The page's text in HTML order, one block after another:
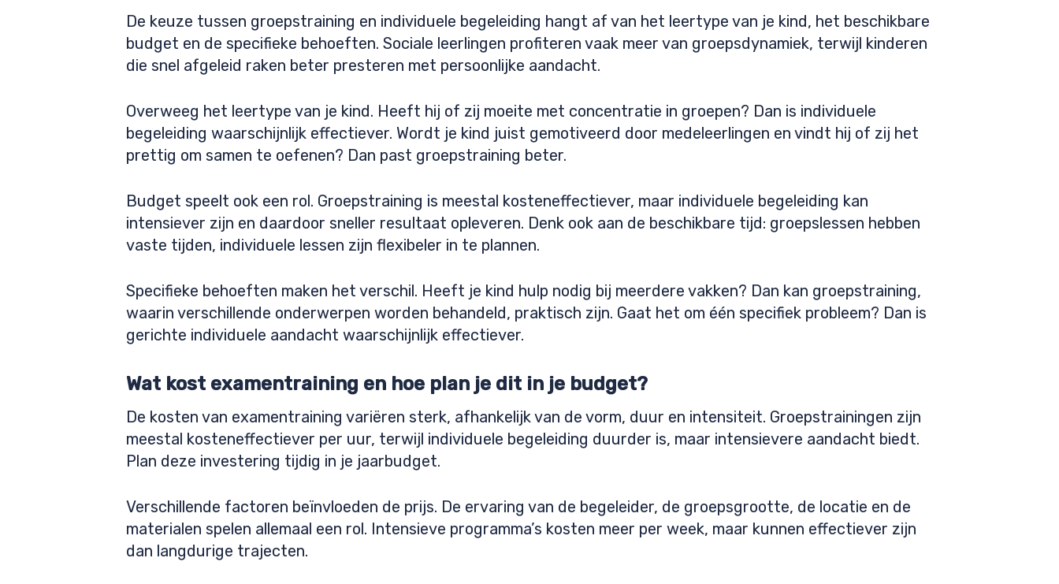
De keuze tussen groepstraining en individuele begeleiding hangt af van het leertype van je kind, het beschikbare
budget en de specifieke behoeften. Sociale leerlingen profiteren vaak meer van groepsdynamiek, terwijl kinderen
die snel afgeleid raken beter presteren met persoonlijke aandacht.
Overweeg het leertype van je kind. Heeft hij of zij moeite met concentratie in groepen? Dan is individuele
begeleiding waarschijnlijk effectiever. Wordt je kind juist gemotiveerd door medeleerlingen en vindt hij of zij het
prettig om samen te oefenen? Dan past groepstraining beter.
Budget speelt ook een rol. Groepstraining is meestal kosteneffectiever, maar individuele begeleiding kan
intensiever zijn en daardoor sneller resultaat opleveren. Denk ook aan de beschikbare tijd: groepslessen hebben
vaste tijden, individuele lessen zijn flexibeler in te plannen.
Specifieke behoeften maken het verschil. Heeft je kind hulp nodig bij meerdere vakken? Dan kan groepstraining,
waarin verschillende onderwerpen worden behandeld, praktisch zijn. Gaat het om één specifiek probleem? Dan is
gerichte individuele aandacht waarschijnlijk effectiever.
Wat kost examentraining en hoe plan je dit in je budget?
De kosten van examentraining variëren sterk, afhankelijk van de vorm, duur en intensiteit. Groepstrainingen zijn
meestal kosteneffectiever per uur, terwijl individuele begeleiding duurder is, maar intensievere aandacht biedt.
Plan deze investering tijdig in je jaarbudget.
Verschillende factoren beïnvloeden de prijs. De ervaring van de begeleider, de groepsgrootte, de locatie en de
materialen spelen allemaal een rol. Intensieve programma’s kosten meer per week, maar kunnen effectiever zijn
dan langdurige trajecten.